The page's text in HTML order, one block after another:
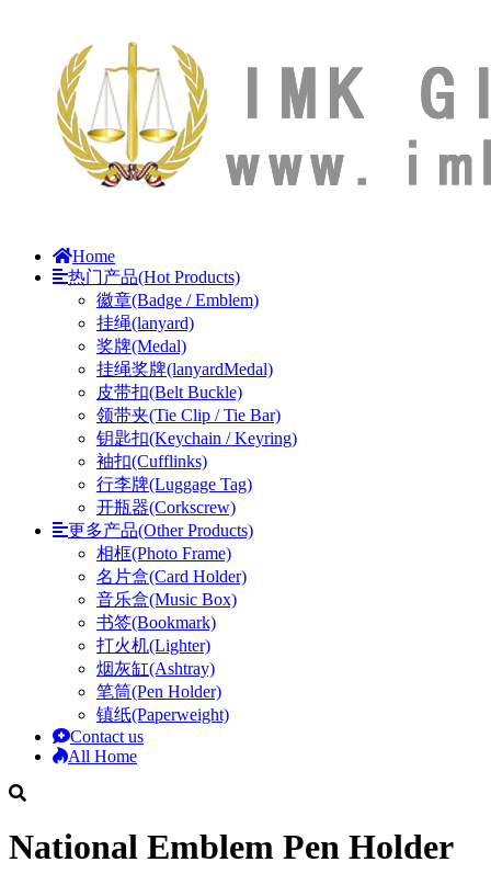
Home
热门产品(Hot Products)
徽章(Badge / Emblem)
挂绳(lanyard)
奖牌(Medal)
挂绳奖牌(lanyardMedal)
皮带扣(Belt Buckle)
领带夹(Tie Clip / Tie Bar)
钥匙扣(Keychain / Keyring)
袖扣(Cufflinks)
行李牌(Luggage Tag)
开瓶器(Corkscrew)
更多产品(Other Products)
相框(Photo Frame)
名片盒(Card Holder)
音乐盒(Music Box)
书签(Bookmark)
打火机(Lighter)
烟灰缸(Ashtray)
笔筒(Pen Holder)
镇纸(Paperweight)
Contact us
All Home
National Emblem Pen Holder